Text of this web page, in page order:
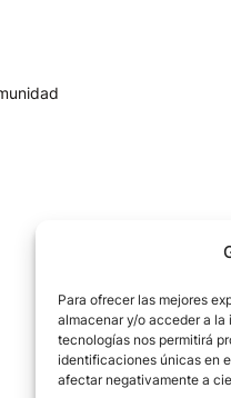
Para ofrecer las mejores
almacenar y/o acceder a
tecnologías nos permitirá
identificaciones únicas en
afectar negativamente a